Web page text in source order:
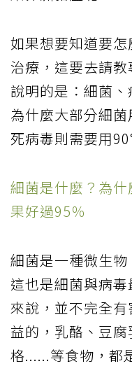
如果想要知道要
治療，這要去請
說明的是：細菌
為什麼大部分細
死病毒則需要用
細菌是什麼？為
果好過95％
細菌是一種微生物
這也是細菌與病
來說，並不完全
益的，乳酪、豆
格......等食物，都